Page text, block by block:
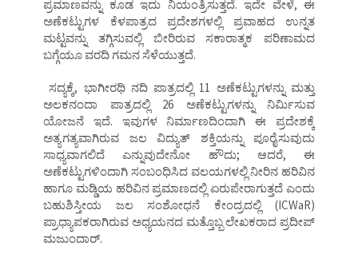
ಪ್ರಮಾಣವನ್ನು ಕೂಡ ಇದು ನಿಯಂತ್ರಿಸುತ್ತದೆ. ಇದೇ ವೇಳೆ, ಈ
ಅಣೆಕಟ್ಟುಗಳ ಕೆಳಪಾತ್ರದ ಪ್ರದೇಶಗಳಲ್ಲಿ ಪ್ರವಾಹದ ಉನ್ನತ
ಮಟ್ಟವನ್ನು ತಗ್ಗಿಸುವಲ್ಲಿ ಬೀರಿರುವ ಸಕಾರಾತ್ಮಕ ಪರಿಣಾಮದ
ಬಗ್ಗೆಯೂ ವರದಿ ಗಮನ ಸೆಳೆಯುತ್ತದೆ.
ಸದ್ಯಕ್ಕೆ, ಭಾಗೀರಥಿ ನದಿ ಪಾತ್ರದಲ್ಲಿ 11 ಅಣೆಕಟ್ಟುಗಳನ್ನು ಮತ್ತು
ಅಲಕನಂದಾ ಪಾತ್ರದಲ್ಲಿ 26 ಅಣೆಕಟ್ಟುಗಳನ್ನು ನಿರ್ಮಿಸುವ
ಯೋಜನೆ ಇದೆ. ಇವುಗಳ ನಿರ್ಮಾಣದಿಂದಾಗಿ ಈ ಪ್ರದೇಶಕ್ಕೆ
ಅತ್ಯಗತ್ಯವಾಗಿರುವ ಜಲ ವಿದ್ಯುತ್ ಶಕ್ತಿಯನ್ನು ಪೂರೈಸುವುದು
ಸಾಧ್ಯವಾಗಲಿದೆ ಎನ್ನುವುದೇನೋ ಹೌದು; ಆದರೆ, ಈ
ಅಣೆಕಟ್ಟುಗಳಿಂದಾಗಿ ಸಂಬಂಧಿಸಿದ ವಲಯಗಳಲ್ಲಿ ನೀರಿನ ಹರಿವಿನ
ಹಾಗೂ ಮಡ್ಡಿಯ ಹರಿವಿನ ಪ್ರಮಾಣದಲ್ಲಿ ಏರುಪೇರಾಗುತ್ತದೆ ಎಂದು
ಬಹುಶಿಸ್ತೀಯ ಜಲ ಸಂಶೋಧನೆ ಕೇಂದ್ರದಲ್ಲಿ (ICWaR)
ಪ್ರಾಧ್ಯಾಪಕರಾಗಿರುವ ಅಧ್ಯಯನದ ಮತ್ತೊಬ್ಬ ಲೇಖಕರಾದ ಪ್ರದೀಪ್
ಮಜುಂದಾರ್.